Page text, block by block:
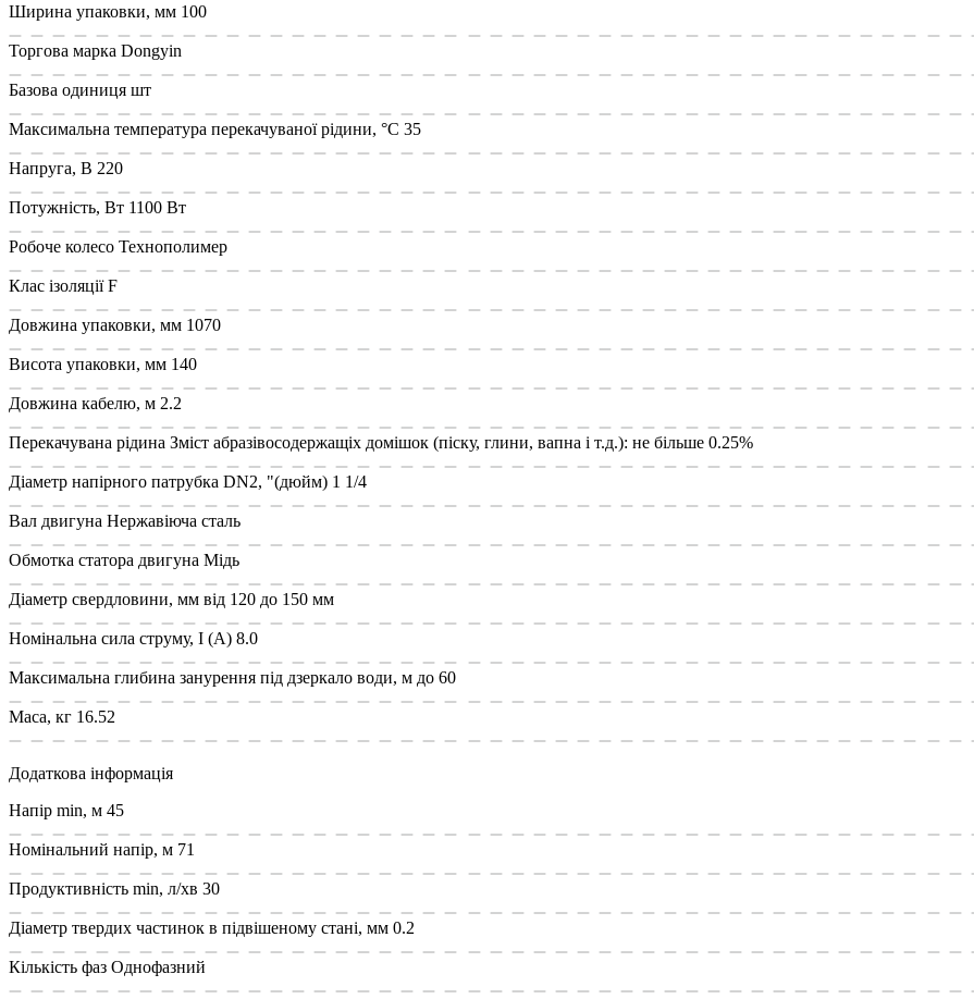
Ширина упаковки, мм 100
Торгова марка Dongyin
Базова одиниця шт
Максимальна температура перекачуваної рідини, °C 35
Напруга, В 220
Потужність, Вт 1100 Вт
Робоче колесо Технополимер
Клас ізоляції F
Довжина упаковки, мм 1070
Висота упаковки, мм 140
Довжина кабелю, м 2.2
Перекачувана рідина Зміст абразівосодержащіх домішок (піску, глини, вапна і т.д.): не більше 0.25%
Діаметр напірного патрубка DN2, "(дюйм) 1 1/4
Вал двигуна Нержавіюча сталь
Обмотка статора двигуна Мідь
Діаметр свердловини, мм від 120 до 150 мм
Номінальна сила струму, I (А) 8.0
Максимальна глибина занурення під дзеркало води, м до 60
Маса, кг 16.52
Додаткова інформація
Напір min, м 45
Номінальний напір, м 71
Продуктивність min, л/хв 30
Діаметр твердих частинок в підвішеному стані, мм 0.2
Кількість фаз Однофазний